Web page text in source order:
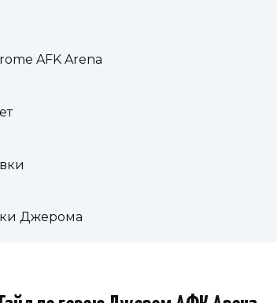
AFK Arena
Джерома